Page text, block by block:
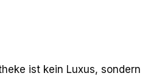
ist kein Luxus, sondern